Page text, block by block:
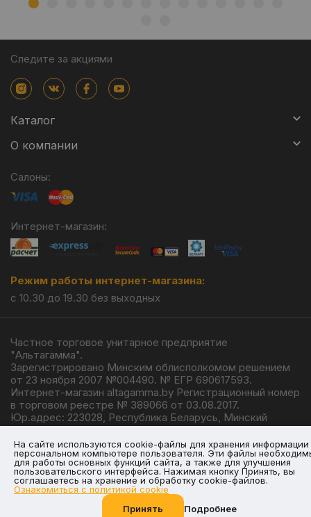
Следите за акциями
Каталог
О компании
Салоны:
Интернет-магазин:
Режим работы интернет-магазина:
с 10.30 до 19.30 без выходных
Частное торговое унитарное предприятие
"Альтагамма".
Зарегистрировано Минским облисполкомом решением
от 23 ноября 2007 №004490. № ЕГР 690617593.
Интернет-магазин altagamma.by Регистрационный номер
в торговом реестре № 389066 от 03.08.2017.
Юр.адрес: 223028, Республика Беларусь, Минский
район, г.п. Ждановичи, ул. Линейная, 4/1.
© 2026
На сайте используются cookie-файлы для хранения информации
персональном компьютере пользователя. Эти файлы
для работы основных функций сайта, а также для улучшения
пользовательского интерфейса. Нажимая кнопку Принять, вы
соглашаетесь на хранение и обработку cookie-файлов.
Ознакомиться с политикой cookie
Принять
Подробнее